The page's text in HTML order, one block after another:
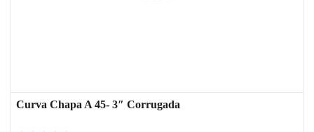
Curva Chapa A 45- 3″ Corrugada